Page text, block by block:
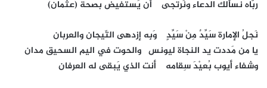
ربّاه نسألك الدعاء ونَرتجى أن يَستفيض بصحة (عثمان)
نَجلُ الإمارة سَيِّدٌ مِنْ سَيِّدٍ وَبِه إزدهى التّيجان والعربان
يا من مَددت يد النجاة ليونس والحوت في اليم السحيق مدان
وشفاء أيوب بُعيْدَ سِقامه أنت الذي يَبقى له العرفان